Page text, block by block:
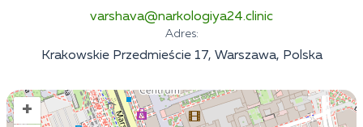
varshava@narkologiya24.clinic
Adres:
Krakowskie Przedmieście 17, Warszawa, Polska
+